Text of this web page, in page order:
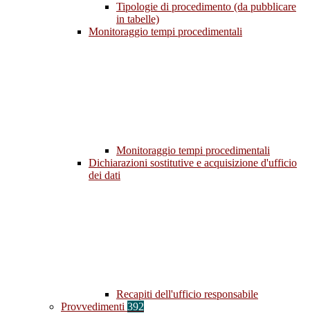
Tipologie di procedimento (da pubblicare
in tabelle)
Monitoraggio tempi procedimentali
Monitoraggio tempi procedimentali
Dichiarazioni sostitutive e acquisizione d'ufficio
dei dati
Recapiti dell'ufficio responsabile
Provvedimenti 392